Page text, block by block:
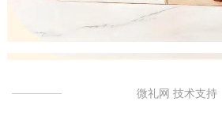
微礼网 技术支持